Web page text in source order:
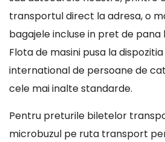
transportul direct la adresa, o
bagajele incluse in pret de pana
Flota de masini pusa la
international de persoane de
cele mai inalte standarde.
Pentru preturile biletelor
microbuzul pe ruta transport